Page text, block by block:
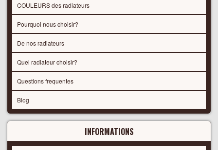
COULEURS des radiateurs
Pourquoi nous choisir?
De nos radiateurs
Quel radiateur choisir?
Questions frequentes
Blog
INFORMATIONS